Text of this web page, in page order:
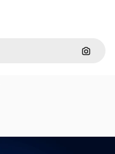
通過圖